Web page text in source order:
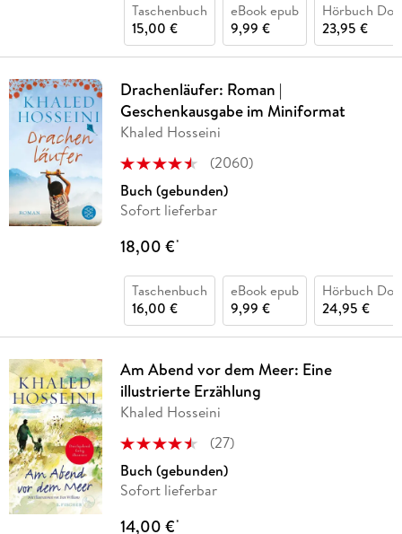
Taschenbuch
15,00 €
eBook epub
9,99 €
Hörbuch
23,95 €
Drachenläufer: Roman |
Geschenkausgabe im Miniformat
Khaled Hosseini
(2060)
Buch (gebunden)
Sofort lieferbar
18,00 €*
Taschenbuch
16,00 €
eBook epub
9,99 €
Hörbuch
24,95 €
Am Abend vor dem Meer: Eine
illustrierte Erzählung
Khaled Hosseini
(27)
Buch (gebunden)
Sofort lieferbar
14,00 €*